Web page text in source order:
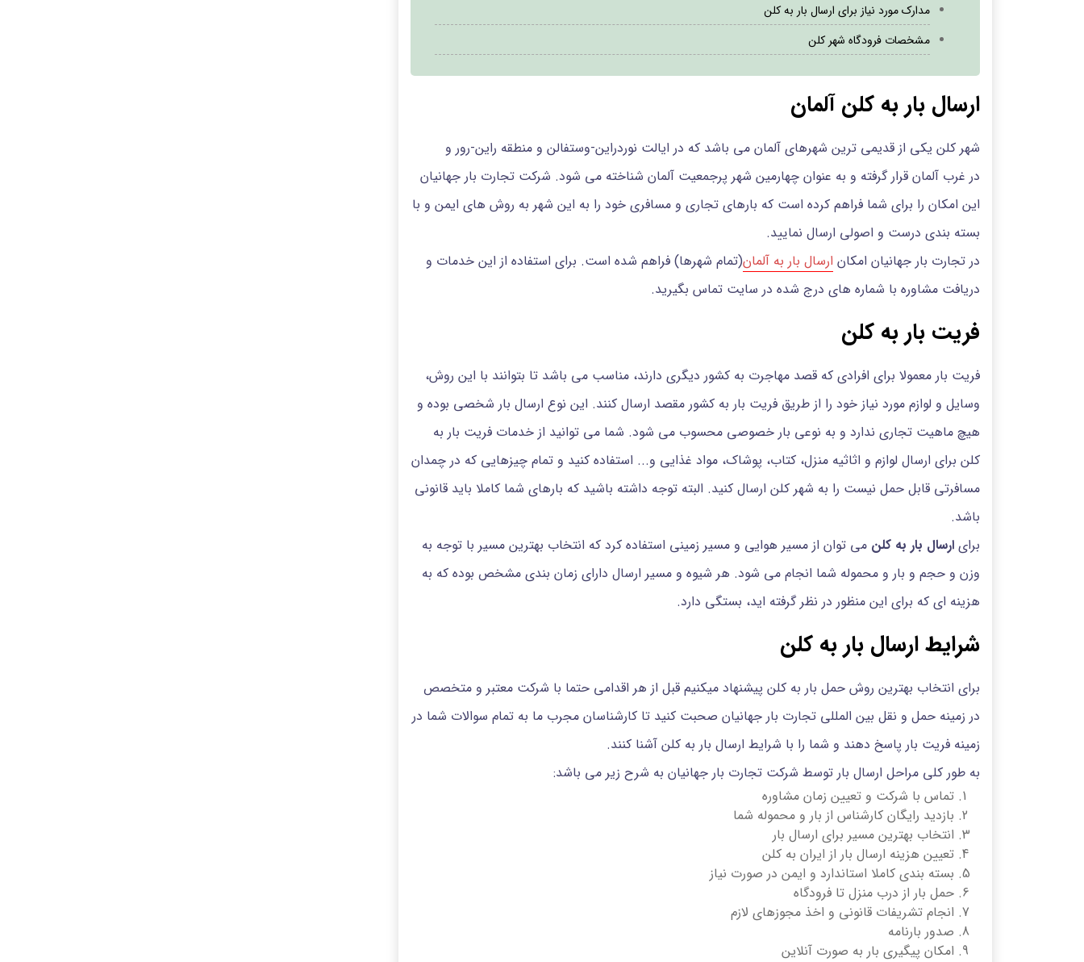
مدارک مورد نیاز برای ارسال بار به کلن
مشخصات فرودگاه شهر کلن
ارسال بار به کلن آلمان
شهر کلن یکی از قدیمی ترین شهرهای آلمان می باشد که در ایالت نوردراین-وستفالن و منطقه راین-رور و
در غرب آلمان قرار گرفته و به عنوان چهارمین شهر پرجمعیت آلمان شناخته می شود. شرکت تجارت بار جهانیان
این امکان را برای شما فراهم کرده است که بارهای تجاری و مسافری خود را به این شهر به روش های ایمن و با
بسته بندی درست و اصولی ارسال نمایید.
در تجارت بار جهانیان امکان ارسال بار به آلمان(تمام شهرها) فراهم شده است. برای استفاده از این خدمات و
دریافت مشاوره با شماره های درج شده در سایت تماس بگیرید.
فریت بار به کلن
فریت بار معمولا برای افرادی که قصد مهاجرت به کشور دیگری دارند، مناسب می باشد تا بتوانند با این روش،
وسایل و لوازم مورد نیاز خود را از طریق فریت بار به کشور مقصد ارسال کنند. این نوع ارسال بار شخصی بوده و
هیچ ماهیت تجاری ندارد و به نوعی بار خصوصی محسوب می شود. شما می توانید از خدمات فریت بار به
کلن برای ارسال لوازم و اثاثیه منزل، کتاب، پوشاک، مواد غذایی و... استفاده کنید و تمام چیزهایی که در چمدان
مسافرتی قابل حمل نیست را به شهر کلن ارسال کنید. البته توجه داشته باشید که بارهای شما کاملا باید قانونی
باشد.
برای ارسال بار به کلن می توان از مسیر هوایی و مسیر زمینی استفاده کرد که انتخاب بهترین مسیر با توجه به
وزن و حجم و بار و محموله شما انجام می شود. هر شیوه و مسیر ارسال دارای زمان بندی مشخص بوده که به
هزینه ای که برای این منظور در نظر گرفته اید، بستگی دارد.
شرایط ارسال بار به کلن
برای انتخاب بهترین روش حمل بار به کلن پیشنهاد میکنیم قبل از هر اقدامی حتما با شرکت معتبر و متخصص
در زمینه حمل و نقل بین المللی تجارت بار جهانیان صحبت کنید تا کارشناسان مجرب ما به تمام سوالات شما در
زمینه فریت بار پاسخ دهند و شما را با شرایط ارسال بار به کلن آشنا کنند.
به طور کلی مراحل ارسال بار توسط شرکت تجارت بار جهانیان به شرح زیر می باشد:
تماس با شرکت و تعیین زمان مشاوره
بازدید رایگان کارشناس از بار و محموله شما
انتخاب بهترین مسیر برای ارسال بار
تعیین هزینه ارسال بار از ایران به کلن
بسته بندی کاملا استاندارد و ایمن در صورت نیاز
حمل بار از درب منزل تا فرودگاه
انجام تشریفات قانونی و اخذ مجوزهای لازم
صدور بارنامه
امکان پیگیری بار به صورت آنلاین